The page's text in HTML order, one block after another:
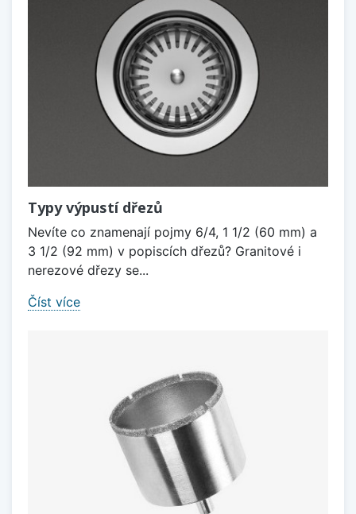
Typy výpustí dřezů
Nevíte co znamenají pojmy 6/4, 1 1/2 (60 mm) a
3 1/2 (92 mm) v popiscích dřezů? Granitové i
nerezové dřezy se...
Číst více